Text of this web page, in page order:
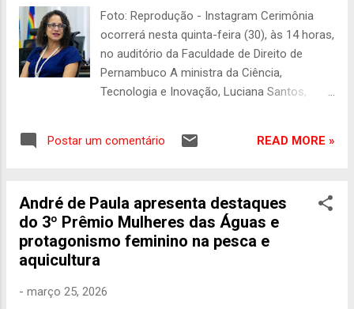
Foto: Reprodução - Instagram Cerimônia
ocorrerá nesta quinta-feira (30), às 14 horas,
no auditório da Faculdade de Direito de
Pernambuco A ministra da Ciência,
Tecnologia e Inovação, Luciana Santos,
Mãos na Ciência em Pernambuco. A
Pernambuco. A iniciativa fruto de parceria
entre o MCTI e o Ministério da Educação já
recebeu investimento de R$ 200 milhões em
laboratórios makers, bolsas e formação
Postar um comentário READ MORE »
André de Paula apresenta destaques
do 3º Prêmio Mulheres das Águas e
protagonismo feminino na pesca e
aquicultura
- março 25, 2026